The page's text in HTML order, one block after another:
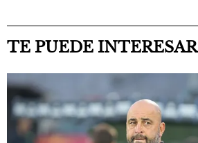
TE PUEDE INTERESAR